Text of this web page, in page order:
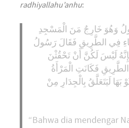
radhiyallahu’anhu:
وَهُوَ خَارِجٌ مَنَ الْمَسْجِدِ
فِي الطَّرِيقِ فَقَالَ رَسُولُ
لَيْسَ لَكُنَّ أَنْ تَحْقُثْنَ
فَكَانَتِ الْمَرْأَةُ
لَيَتَعَلَّقُ بِالْجِدَارِ مِنْ
“Bahwa dia mendengar